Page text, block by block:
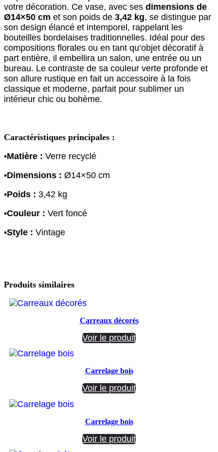
votre décoration. Ce vase, avec ses dimensions de
Ø14×50 cm et son poids de 3,42 kg, se distingue par
son design élancé et intemporel, rappelant les
bouteilles bordelaises traditionnelles. Idéal pour des
compositions florales ou en tant qu’objet décoratif à
part entière, il embellira un salon, une entrée ou un
bureau. Le contraste de sa couleur verte profonde et
son allure rustique en fait un accessoire à la fois
classique et moderne, parfait pour sublimer un
intérieur chic ou bohème.
Caractéristiques principales :
•Matière : Verre recyclé
•Dimensions : Ø14×50 cm
•Poids : 3,42 kg
•Couleur : Vert foncé
•Style : Vintage
Produits similaires
Carreaux décorés
Voir le produit
Carrelage bois
Voir le produit
Carrelage bois
Voir le produit